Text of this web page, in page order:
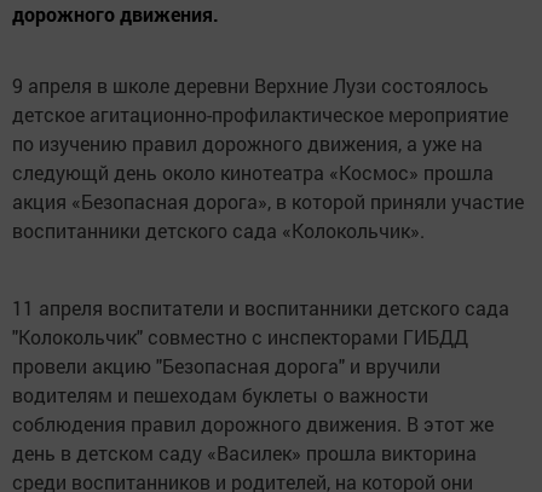
дорожного движения.
9 апреля в школе деревни Верхние Лузи состоялось
детское агитационно-профилактическое мероприятие
по изучению правил дорожного движения, а уже на
следующй день около кинотеатра «Космос» прошла
акция «Безопасная дорога», в которой приняли участие
воспитанники детского сада «Колокольчик».
11 апреля воспитатели и воспитанники детского сада
"Колокольчик" совместно с инспекторами ГИБДД
провели акцию "Безопасная дорога" и вручили
водителям и пешеходам буклеты о важности
соблюдения правил дорожного движения. В этот же
день в детском саду «Василек» прошла викторина
среди воспитанников и родителей, на которой они